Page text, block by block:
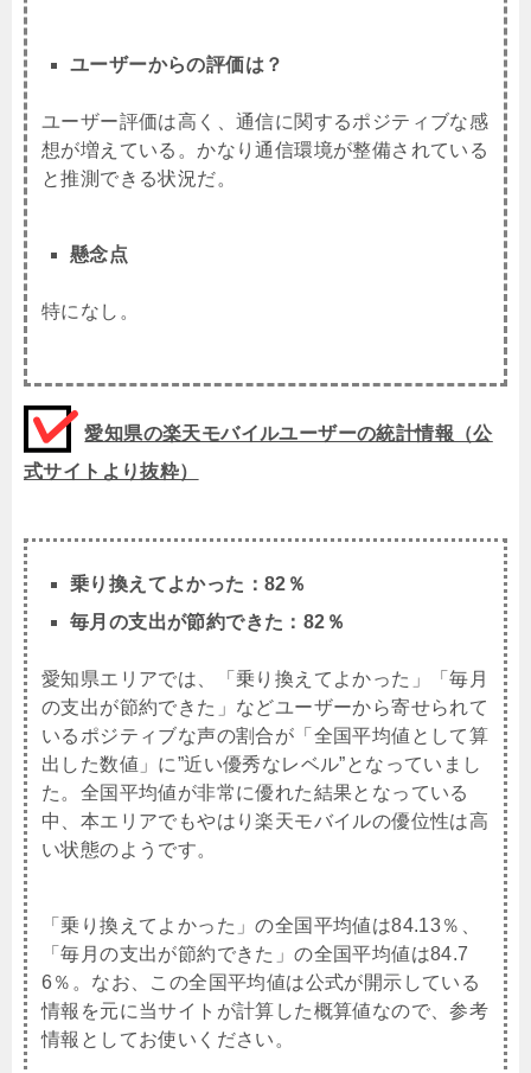
ユーザーからの評価は？
ユーザー評価は高く、通信に関するポジティブな感
想が増えている。かなり通信環境が整備されている
と推測できる状況だ。
懸念点
特になし。
愛知県の楽天モバイルユーザーの統計情報（公
式サイトより抜粋）
乗り換えてよかった：82％
毎月の支出が節約できた：82％
愛知県エリアでは、「乗り換えてよかった」「毎月
の支出が節約できた」などユーザーから寄せられて
いるポジティブな声の割合が「全国平均値として算
出した数値」に”近い優秀なレベル”となっていまし
た。全国平均値が非常に優れた結果となっている
中、本エリアでもやはり楽天モバイルの優位性は高
い状態のようです。
「乗り換えてよかった」の全国平均値は84.13％、
「毎月の支出が節約できた」の全国平均値は84.7
6％。なお、この全国平均値は公式が開示している
情報を元に当サイトが計算した概算値なので、参考
情報としてお使いください。